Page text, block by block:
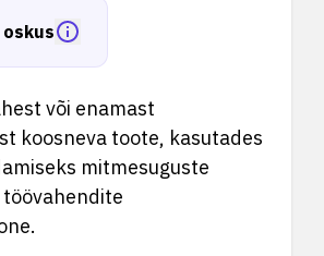
oskus
või enamast
koosneva toote, kasutades
mitmesuguste